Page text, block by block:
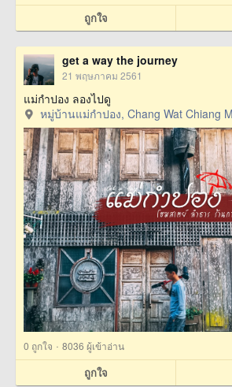
ถูกใจ
get a way the journey
21 พฤษภาคม 2561
แม่กำปอง ลองไปดู
หมู่บ้านแม่กำปอง, Chang Wat Chiang
0 ถูกใจ · 8036 ผู้เข้าอ่าน
ถูกใจ